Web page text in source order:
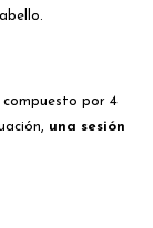
por 4
una sesión